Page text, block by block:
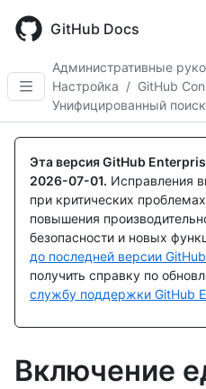
main
GitHub Docs
Административные
Настройка / GitHub
Унифицированный поиск
Эта версия GitHub
2026-07-01. Исправления
при критических
повышения
безопасности и новых
до последней версии
получить справку по
службу поддержки GitHub
Включение